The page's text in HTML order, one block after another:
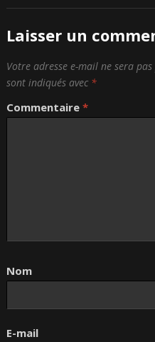
Laisser un
Votre adresse e-mail ne sera pas
sont indiqués avec *
Commentaire *
Nom
E-mail